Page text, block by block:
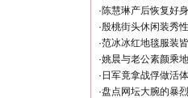
·陈慧琳产后恢复好
·殷桃街头休闲装秀
·范冰冰红地毯服装
·姚晨与老公素颜乘
· 日军竟拿战俘做活
·盘点网坛大腕的暴